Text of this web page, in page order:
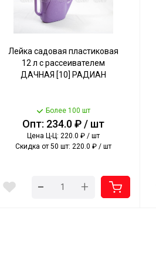
Лейка садовая пластиковая
12 л с рассеивателем
ДАЧНАЯ [10] РАДИАН
Более 100 шт
Опт: 234.0 ₽ / шт
Цена Ц-Ц: 220.0 ₽ / шт
Скидка от 50 шт: 220.0 ₽ / шт
- +